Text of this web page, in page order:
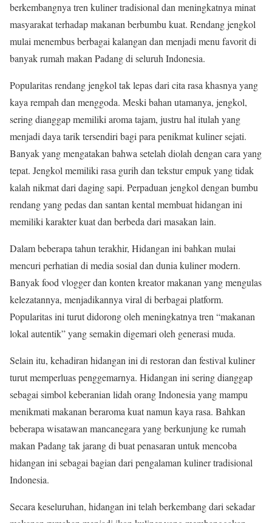
berkembangnya tren kuliner tradisional dan meningkatnya minat
masyarakat terhadap makanan berbumbu kuat. Rendang jengkol
mulai menembus berbagai kalangan dan menjadi menu favorit di
banyak rumah makan Padang di seluruh Indonesia.
Popularitas rendang jengkol tak lepas dari cita rasa khasnya yang
kaya rempah dan menggoda. Meski bahan utamanya, jengkol,
sering dianggap memiliki aroma tajam, justru hal itulah yang
menjadi daya tarik tersendiri bagi para penikmat kuliner sejati.
Banyak yang mengatakan bahwa setelah diolah dengan cara yang
tepat. Jengkol memiliki rasa gurih dan tekstur empuk yang tidak
kalah nikmat dari daging sapi. Perpaduan jengkol dengan bumbu
rendang yang pedas dan santan kental membuat hidangan ini
memiliki karakter kuat dan berbeda dari masakan lain.
Dalam beberapa tahun terakhir, Hidangan ini bahkan mulai
mencuri perhatian di media sosial dan dunia kuliner modern.
Banyak food vlogger dan konten kreator makanan yang mengulas
kelezatannya, menjadikannya viral di berbagai platform.
Popularitas ini turut didorong oleh meningkatnya tren “makanan
lokal autentik” yang semakin digemari oleh generasi muda.
Selain itu, kehadiran hidangan ini di restoran dan festival kuliner
turut memperluas penggemarnya. Hidangan ini sering dianggap
sebagai simbol keberanian lidah orang Indonesia yang mampu
menikmati makanan beraroma kuat namun kaya rasa. Bahkan
beberapa wisatawan mancanegara yang berkunjung ke rumah
makan Padang tak jarang di buat penasaran untuk mencoba
hidangan ini sebagai bagian dari pengalaman kuliner tradisional
Indonesia.
Secara keseluruhan, hidangan ini telah berkembang dari sekadar